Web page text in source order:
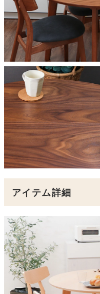
アイテム詳細